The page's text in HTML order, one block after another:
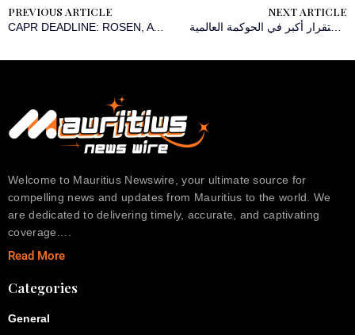
PREVIOUS ARTICLE
CAPR DEADLINE: ROSEN, A TRUSTED AND LEADING LAW FIRM, Encourages Capricor Therapeutics, Inc. Investors with Losses in Excess of $100K to Secure Counsel Before Important Deadline in Securities Class Action – CAPR
NEXT ARTICLE
‫CGTN: مبادرة الحوكمة العالمية الصينية تهدف إلى تحقيق استقرار أكبر في الحوكمة العالمية
Welcome to Mauritius Newswire, your ultimate source for
compelling news and updates from Mauritius to the world. We
are dedicated to delivering timely, accurate, and captivating
coverage….
Read More
Categories
General